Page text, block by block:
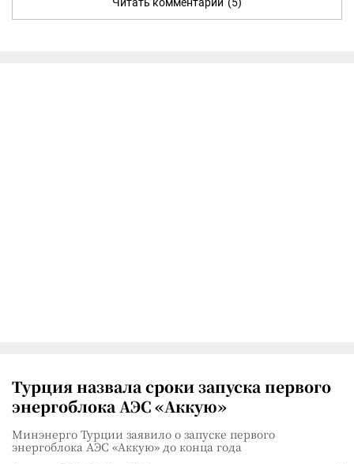
Турция назвала сроки запуска первого
энергоблока АЭС «Аккую»
Минэнерго Турции заявило о запуске первого
энергоблока АЭС «Аккую» до конца года